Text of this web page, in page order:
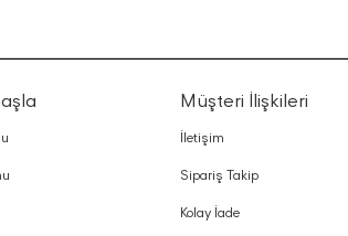
Müşteri İlişkileri
İletişim
Sipariş Takip
Kolay İade